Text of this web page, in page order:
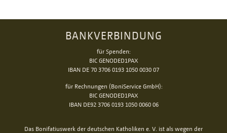
BANKVERBINDUNG
für Spenden:
BIC GENODED1PAX
IBAN DE 70 3706 0193 1050 0030 07
für Rechnungen (BoniService GmbH):
BIC GENODED1PAX
IBAN DE92 3706 0193 1050 0060 06
Das Bonifatiuswerk der deutschen Katholiken e. V. ist als wegen der